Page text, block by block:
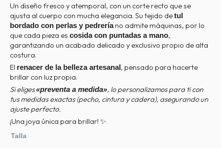
Un diseño fresco y atemporal, con un corte recto que se
ajusta al cuerpo con mucha elegancia. Su tejido detul
bordado con perlas y pedreríano admite máquinas, por lo
que cada pieza es cosida con puntadas a mano,
garantizando un acabado delicado y exclusivo propio de alta
costura.
El renacer de la belleza artesanal , pensado para hacerte
brillar con luz propia.
Si eliges«preventa a medida», lo personalizamos para ti con
tus medidas exactas (pecho, cintura y cadera), asegurando un
ajuste perfecto.
¡Una joya única para brillar! ✨
Talla
Vestido